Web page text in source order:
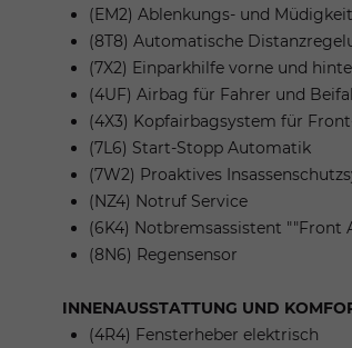
(EM2) Ablenkungs- und
(8T8) Automatische
(7X2) Einparkhilfe vorne und
(4UF) Airbag für Fahrer und
(4X3) Kopfairbagsystem für
(7L6) Start-Stopp Automatik
(7W2) Proaktives
(NZ4) Notruf Service
(6K4) Notbremsassistent ""Front
(8N6) Regensensor
INNENAUSSTATTUNG UND
(4R4) Fensterheber elektrisch